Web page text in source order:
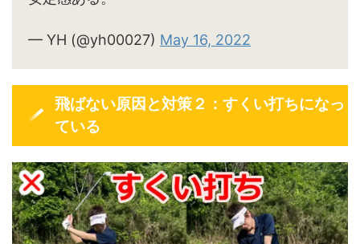
— YH (@yh00027) May 16, 2022
飛ばない原因と対策２：すくい打ちになっ
ている